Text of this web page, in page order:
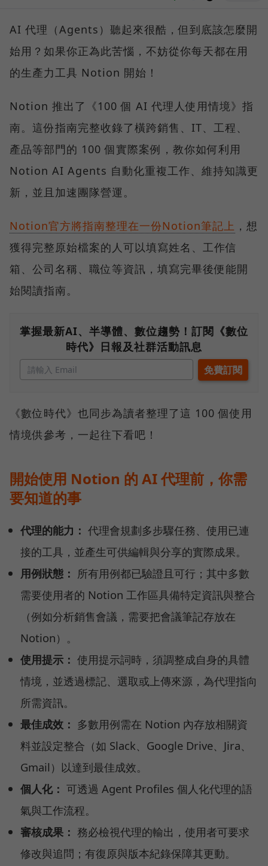
AI 代理（Agents）聽起來很酷，但到底該怎麼開
始用？如果你正為此苦惱，不妨從你每天都在用
的生產力工具 Notion 開始！
Notion 推出了《100 個 AI 代理人使用情境》指
南。這份指南完整收錄了橫跨銷售、IT、工程、
產品等部門的 100 個實際案例，教你如何利用
Notion AI Agents 自動化重複工作、維持知識更
新，並且加速團隊營運。
Notion官方將指南整理在一份Notion筆記上 ，想
獲得完整原始檔案的人可以填寫姓名、工作信
箱、公司名稱、職位等資訊，填寫完畢後便能開
始閱讀指南。
掌握最新AI、半導體、數位趨勢！訂閱《數位
時代》日報及社群活動訊息
《數位時代》也同步為讀者整理了這 100 個使用
情境供參考，一起往下看吧！
開始使用 Notion 的 AI 代理前，你需
要知道的事
代理的能力： 代理會規劃多步驟任務、使用已連
接的工具，並產生可供編輯與分享的實際成果。
用例狀態： 所有用例都已驗證且可行；其中多數
需要使用者的 Notion 工作區具備特定資訊與整合
（例如分析銷售會議，需要把會議筆記存放在
Notion）。
使用提示： 使用提示詞時，須調整成自身的具體
情境，並透過標記、選取或上傳來源，為代理指向
所需資訊。
最佳成效： 多數用例需在 Notion 內存放相關資
料並設定整合（如 Slack、Google Drive、Jira、
Gmail）以達到最佳成效。
個人化： 可透過 Agent Profiles 個人化代理的語
氣與工作流程。
審核成果： 務必檢視代理的輸出，使用者可要求
修改與追問；有復原與版本紀錄保障其更動。